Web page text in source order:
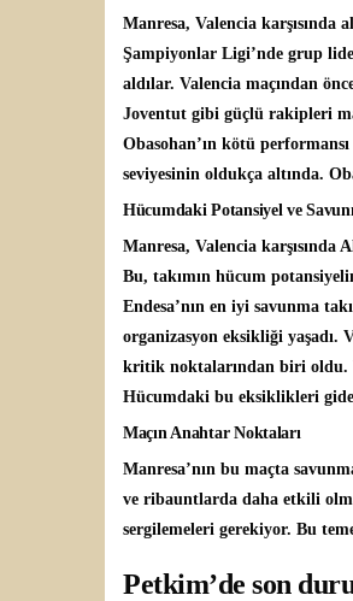
Manresa, Valencia karşısında
Şampiyonlar Ligi’nde grup
aldılar. Valencia maçından
Joventut gibi güçlü rakipleri
Obasohan’ın kötü
seviyesinin oldukça altında.
Hücumdaki Potansiyel ve
Manresa, Valencia
Bu, takımın hücum
Endesa’nın en iyi savunma
organizasyon eksikliği
kritik noktalarından biri oldu.
Hücumdaki bu eksiklikleri
Maçın Anahtar Noktaları
Manresa’nın bu maçta
ve ribauntlarda daha etkili
sergilemeleri gerekiyor. Bu
Petkim’de son